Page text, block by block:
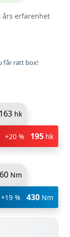
års erfarenhet
får rätt box!
163 hk
+20 % 195 hk
Nm
+19 % 430 Nm